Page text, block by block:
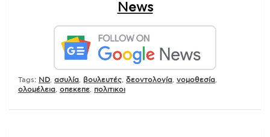
News
Tags: ND ασυλία βουλευτές δεοντολογία νομοθεσία
ολομέλεια οπεκεπε πολιτικοι